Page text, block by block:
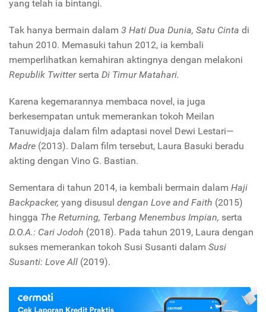
yang telah ia bintangi.
Tak hanya bermain dalam 3 Hati Dua Dunia, Satu Cinta di
tahun 2010. Memasuki tahun 2012, ia kembali
memperlihatkan kemahiran aktingnya dengan melakoni
Republik Twitterserta Di Timur Matahari.
Karena kegemarannya membaca novel, ia juga
berkesempatan untuk memerankan tokoh Meilan
Tanuwidjaja dalam film adaptasi novel Dewi Lestari—
Madre (2013). Dalam film tersebut, Laura Basuki beradu
akting dengan Vino G. Bastian.
Sementara di tahun 2014, ia kembali bermain dalam Haji
Backpacker, yang disusul dengan Love and Faith (2015)
hingga The Returning, Terbang Menembus Impian, serta
D.O.A.: Cari Jodoh (2018). Pada tahun 2019, Laura dengan
sukses memerankan tokoh Susi Susanti dalam Susi
Susanti: Love All (2019).